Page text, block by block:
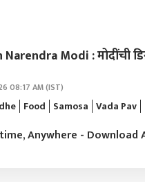
Modi : मोदींची
08:17 AM (IST)
Food Samosa Vada Pav
Anywhere - Download